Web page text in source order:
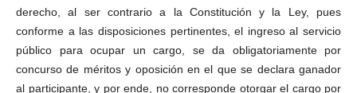
derecho, al ser contrario a la Constitución y la Ley, pues
conforme a las disposiciones pertinentes, el ingreso al servicio
público para ocupar un cargo, se da obligatoriamente por
concurso de méritos y oposición en el que se declara ganador
al participante, y por ende, no corresponde otorgar el cargo por